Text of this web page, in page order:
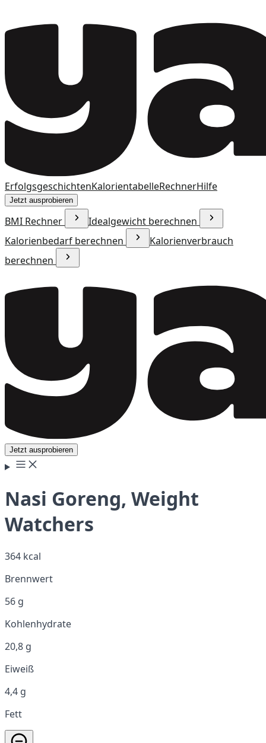
ErfolgsgeschichtenKalorientabelleRechnerHilfe
Jetzt ausprobieren
BMI Rechner
Idealgewicht berechnen
Kalorienbedarf berechnen
Kalorienverbrauch
berechnen
Jetzt ausprobieren
Nasi Goreng, Weight
Watchers
364 kcal
Brennwert
56 g
Kohlenhydrate
20,8 g
Eiweiß
4,4 g
Fett